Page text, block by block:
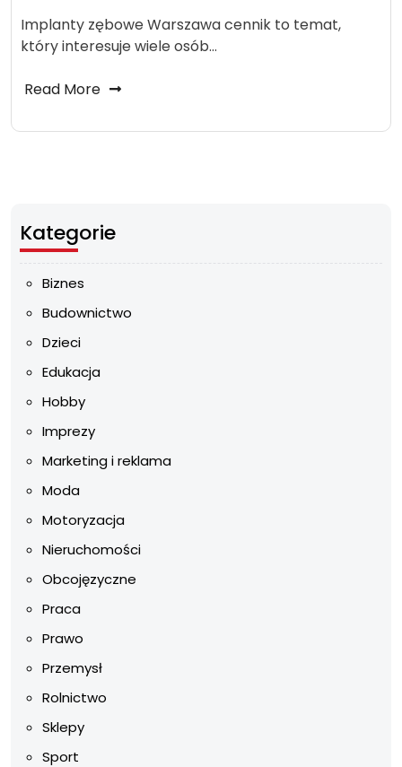
Implanty zębowe Warszawa cennik to temat,
który interesuje wiele osób…
Read More
Kategorie
Biznes
Budownictwo
Dzieci
Edukacja
Hobby
Imprezy
Marketing i reklama
Moda
Motoryzacja
Nieruchomości
Obcojęzyczne
Praca
Prawo
Przemysł
Rolnictwo
Sklepy
Sport